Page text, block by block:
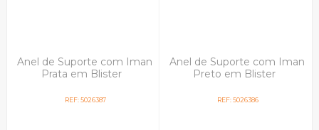
Anel de Suporte com Iman
Prata em Blister
REF: 5026387
Anel de Suporte com Iman
Preto em Blister
REF: 5026386